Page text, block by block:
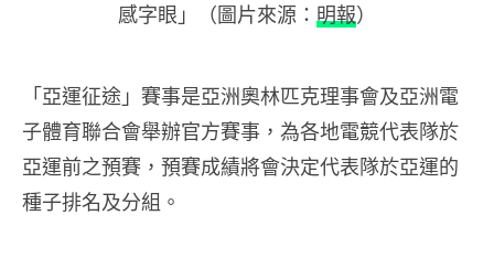
感字眼」（圖片來源： 明報）
「亞運征途」賽事是亞洲奧林匹克理事會及亞洲電
子體育聯合會舉辦官方賽事，為各地電競代表隊於
亞運前之預賽，預賽成績將會決定代表隊於亞運的
種子排名及分組。